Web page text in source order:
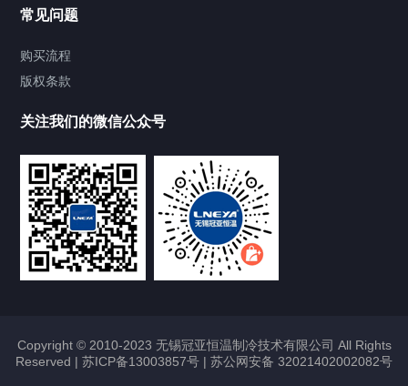
Chiller气体控温系统
Chamber试验箱
FREEZER低温箱
VOCs冷凝回收装置
常见问题
购买流程
版权条款
关注我们的微信公众号
Copyright © 2010-2023 无锡冠亚恒温制冷技术有限公司 All Rights
Reserved | 苏ICP备13003857号 | 苏公网安备 32021402002082号